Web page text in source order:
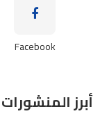
Facebook
أبرز المنشورات